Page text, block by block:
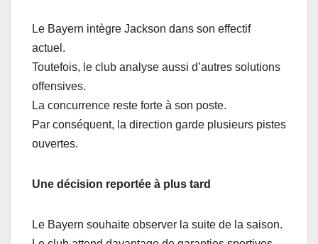
Le Bayern intègre Jackson dans son effectif
actuel.
Toutefois, le club analyse aussi d’autres solutions
offensives.
La concurrence reste forte à son poste.
Par conséquent, la direction garde plusieurs pistes
ouvertes.
Une décision reportée à plus tard
Le Bayern souhaite observer la suite de la saison.